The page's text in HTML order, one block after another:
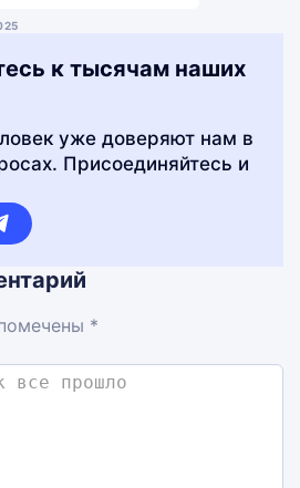
к тысячам наших
уже доверяют нам в
Присоединяйтесь и
*